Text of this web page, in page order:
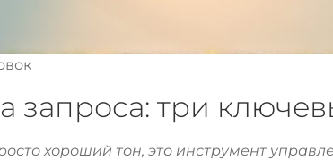
запроса: три
хороший тон, это инструмент